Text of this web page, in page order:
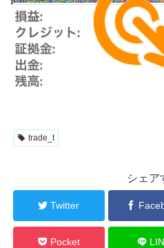
trade_t
シェア
Twitter
Pocket